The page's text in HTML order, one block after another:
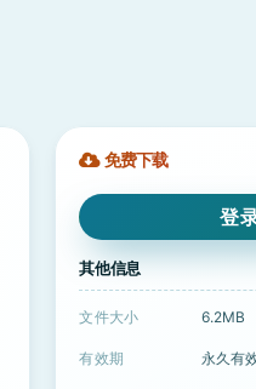
免费下载
登
其他信息
文件大小 6.2MB
有效期 永久有